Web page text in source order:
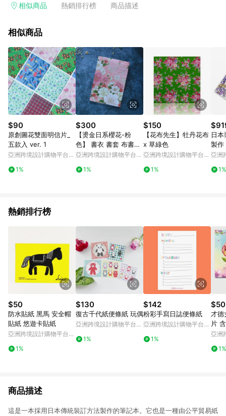
回饋訂單不得享有 Pinkoi 站方優惠，例如首購優惠，P coins，
行為，不具贈點資格，部分退款不在此限。 6. APP 請更新至
貨後 45 天後發送。 8. 群眾募資商品，禮物卡，開館保證金，補
運費，攤位費等不具贈點資格。 9. LINE 購物站上之商品規格、
顏色、價位、贈品如與 Pinkoi 商品資訊頁及購物車不符，以
Pinkoi 購物商品資訊頁及購物車標示為準。 10. 點數紅包使用規
則請以點數紅包活動說明為準。 11. 若於 LINE 購物前往 Pinkoi
頁面後才首次下載 Pinkoi APP 並完成訂單，不符合導購資格；承
上，首次下載 Pinkoi APP 後，需透過 LINE 購物前往 Pinkoi 頁
面，方享導購資格。
相似商品 熱銷排行榜 商品描述
相似商品
$90
原創圖花雙面明信片_
五款入 ver. 1
亞洲跨境設計購物平台
1%
$300
【燙金日系櫻花-粉
色】 書衣 書套 布書衣
可調式書衣 手工書衣
亞洲跨境設計購物平台
1%
$150
【花布先生】牡丹花布
x 草綠色
亞洲跨境設計購物平台
1%
日
製
平貿
亞洲
1%
熱銷排行榜
$50
防水貼紙 黑馬 安全帽
貼紙 悠遊卡貼紙
亞洲跨境設計購物平台
1%
$130
復古千代紙便條紙 玩偶
亞洲跨境設計購物平台
1%
$142
粉彩手寫日誌便條紙
亞洲跨境設計購物平台
1%
$50
才德
片
亞洲
1%
商品描述
這是一本採用日本傳統裝訂方法製作的筆記本。它也是一種由公平貿易紙